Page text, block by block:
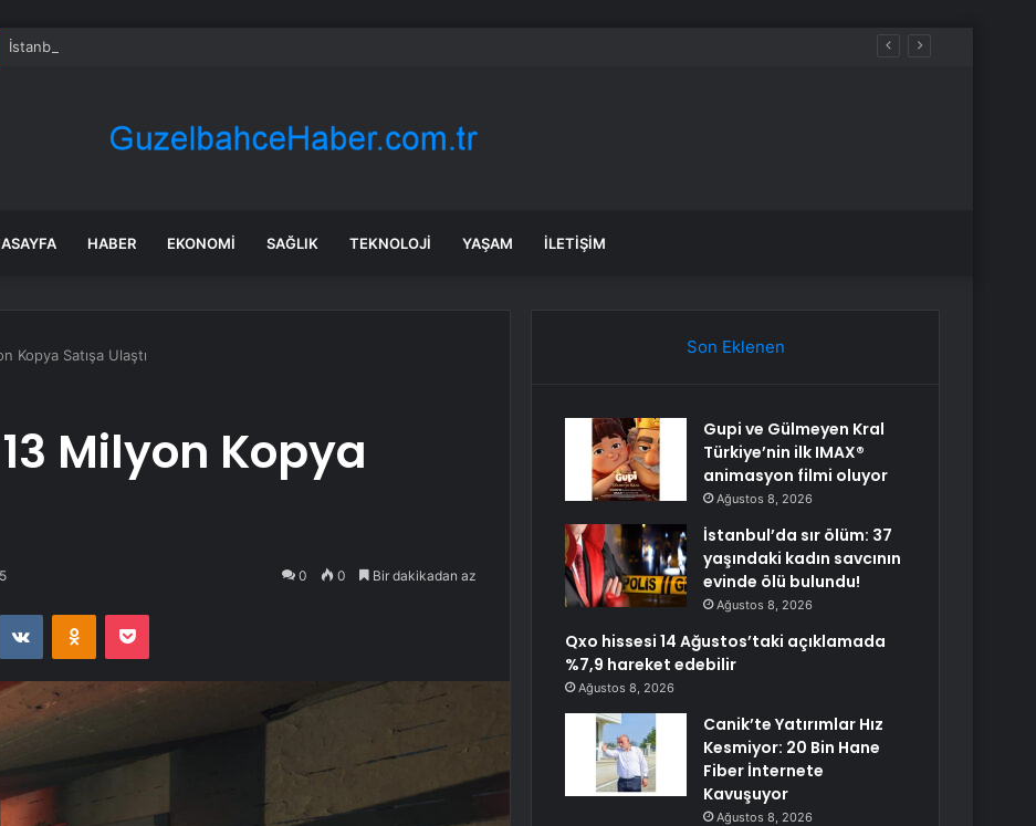
İstanbul’da sır ölüm: 37 yaşındaki kadın savcının evinde ölü bulundu!
HABER EKONOMI SAĞLIK TEKNOLOJI YAŞAM İLETIŞIM
Kopya Satışa Ulaştı
Milyon Kopya
0 0 Bir dakikadan az
VKontakteOdnoklassniki
Pocket
Son Eklenen
Gupi ve Gülmeyen Kral
Türkiye’nin ilk IMAX®
animasyon filmi oluyor
Ağustos 8, 2026
İstanbul’da sır ölüm: 37
yaşındaki kadın savcının
evinde ölü bulundu!
Ağustos 8, 2026
Qxo hissesi 14 Ağustos’taki açıklamada
%7,9 hareket edebilir
Ağustos 8, 2026
Canik’te Yatırımlar Hız
Kesmiyor: 20 Bin Hane
Fiber İnternete
Kavuşuyor
Ağustos 8, 2026